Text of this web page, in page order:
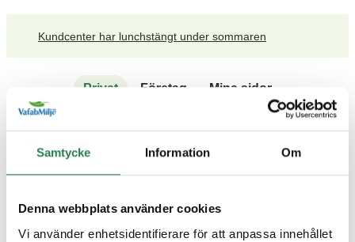
Samtycke Information Om
Denna webbplats använder cookies
Vi använder enhetsidentifierare för att anpassa innehållet
Kundcenter har lunchstängt under sommaren
Privat Företag Mina sidor